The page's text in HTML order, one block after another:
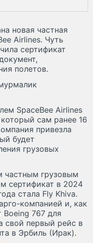
новая частная
Airlines. Чуть
сертификат
полетов.
SpaceBee Airlines
сам ранее 16
привезла
будет
грузовых
частным грузовым
сертификат в 2024
стала Fly Khiva.
компанией и, как
Boeing 767 для
свой первый рейс в
в Эрбиль (Ирак).